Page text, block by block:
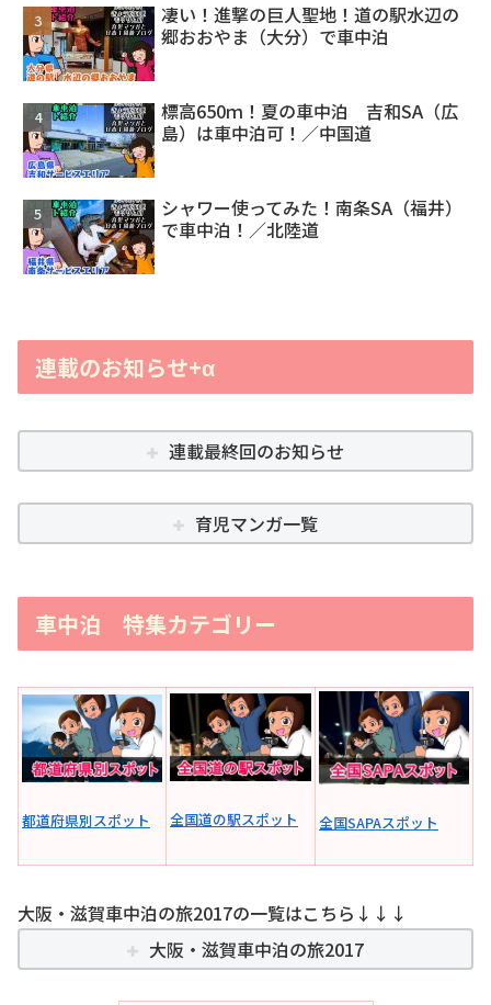
凄い！進撃の巨人聖地！道の駅水辺の
郷おおやま（大分）で車中泊
標高650ｍ！夏の車中泊 吉和SA（広
島）は車中泊可！／中国道
シャワー使ってみた！南条SA（福井）
で車中泊！／北陸道
連載のお知らせ+α
連載最終回のお知らせ
育児マンガ一覧
車中泊 特集カテゴリー
都道府県別スポット 全国道の駅スポット 全国SAPAスポット
大阪・滋賀車中泊の旅2017の一覧はこちら↓↓↓
大阪・滋賀車中泊の旅2017